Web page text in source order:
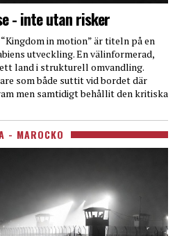
- inte utan risker
“Kingdom in motion” är titeln på en
utveckling. En välinformerad,
land i strukturell omvandling.
som både suttit vid bordet där
men samtidigt behållit den kritiska
- MAROCKO